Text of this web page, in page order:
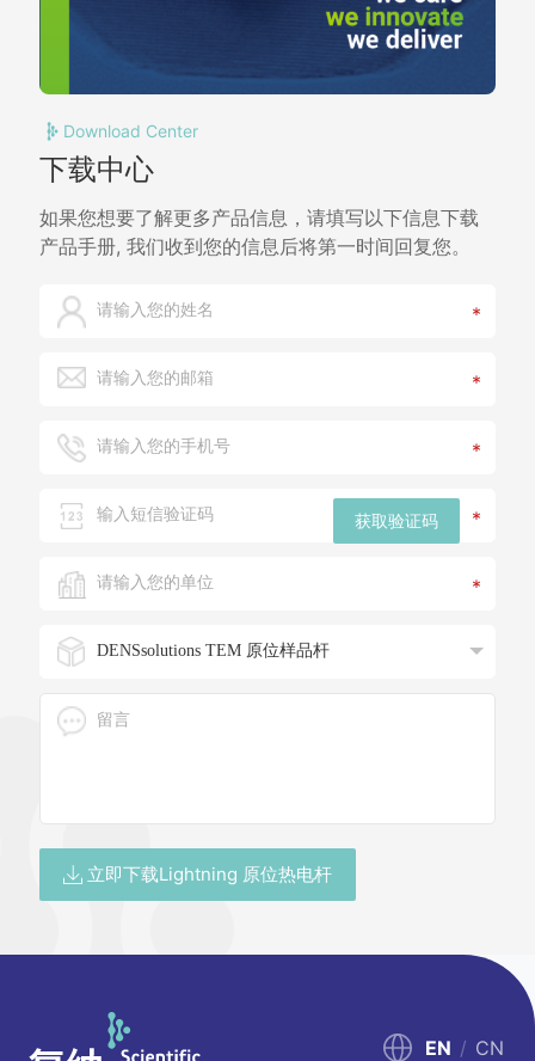
Download Center
下载中心
如果您想要了解更多产品信息，请填写以下信息下载
产品手册, 我们收到您的信息后将第一时间回复您。
*
*
*
*
获取验证码
*
立即下载Lightning 原位热电杆
EN / CN